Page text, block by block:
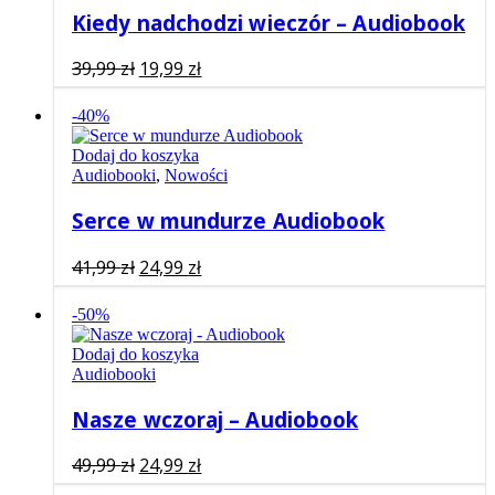
Kiedy nadchodzi wieczór – Audiobook
39,99zł Pierwotna
cena
39,99 zł.
19,99 złAktualna
cena
19,99 zł.
-40%
Dodaj do koszyka
Audiobooki, Nowości
Serce w mundurze Audiobook
41,99zł Pierwotna
cena
41,99 zł.
24,99 złAktualna
cena
24,99 zł.
-50%
Dodaj do koszyka
Audiobooki
Nasze wczoraj – Audiobook
49,99zł Pierwotna
cena
24,99 złAktualna
cena